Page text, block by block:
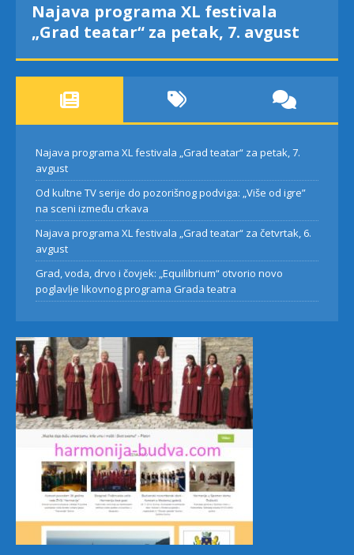
Najava programa XL festivala
„Grad teatar“ za petak, 7. avgust
Najava programa XL festivala „Grad teatar“ za petak, 7.
avgust
Od kultne TV serije do pozorišnog podviga: „Više od igre”
na sceni između crkava
Najava programa XL festivala „Grad teatar“ za četvrtak, 6.
avgust
Grad, voda, drvo i čovjek: „Equilibrium“ otvorio novo
poglavlje likovnog programa Grada teatra